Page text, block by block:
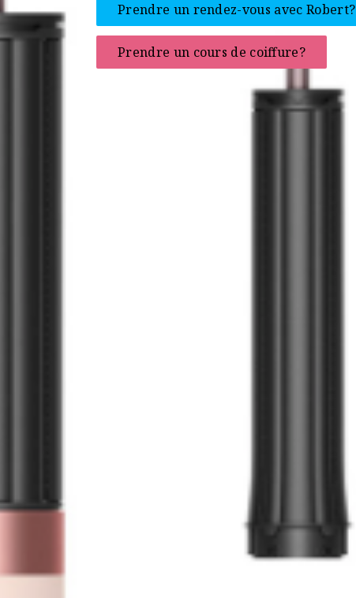
Prendre un rendez-vous avec Robert?
Prendre un cours de coiffure?